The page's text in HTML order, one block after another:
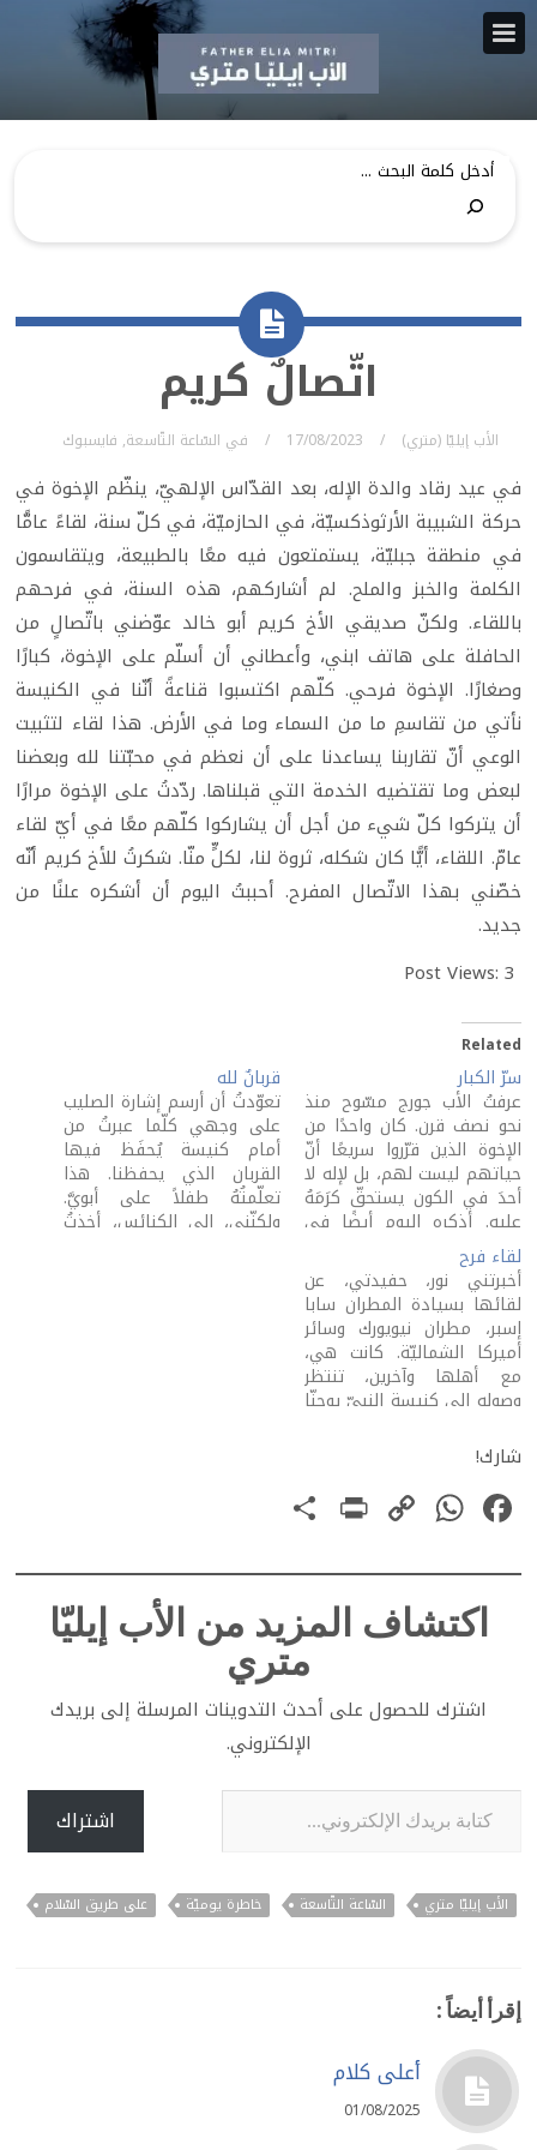
اتّصالٌ كريم
الأب إيليّا (متري) 17/08/2023 في السّاعة التّاسعة, فايسبوك
في عيد رقاد والدة الإله، بعد القدّاس الإلهيّ، ينظّم الإخوة في
حركة الشبيبة الأرثوذكسيّة، في الحازميّة، في كلّ سنة، لقاءً عامًّا
في منطقة جبليّة، يستمتعون فيه معًا بالطبيعة، ويتقاسمون
الكلمة والخبز والملح. لم أشاركهم، هذه السنة، في فرحهم
باللقاء. ولكنّ صديقي الأخ كريم أبو خالد عوّضني باتّصالٍ من
الحافلة على هاتف ابني، وأعطاني أن أسلّم على الإخوة، كبارًا
وصغارًا. الإخوة فرحي. كلّهم اكتسبوا قناعةً أنّنا في الكنيسة
نأتي من تقاسمِ ما من السماء وما في الأرض. هذا لقاء لتثبيت
الوعي أنّ تقاربنا يساعدنا على أن نعظم في محبّتنا لله وبعضنا
لبعض وما تقتضيه الخدمة التي قبلناها. ردّدتُ على الإخوة مرارًا
أن يتركوا كلّ شيء من أجل أن يشاركوا كلّهم معًا في أيّ لقاء
عامّ. اللقاء، أيًّا كان شكله، ثروة لنا، لكلٍّ منّا. شكرتُ للأخ كريم أنّه
خصّني بهذا الاتّصال المفرح. أحببتُ اليوم أن أشكره علنًا من
جديد.
Post Views: 3
Related
سرّ الكبار
عرفتُ الأب جورج مسّوح منذ
نحو نصف قرن. كان واحدًا من
الإخوة الذين قرّروا سريعًا أنّ
حياتهم ليست لهم، بل لإله لا
أحدَ في الكون يستحقّ كرَمَهُ
عليه. أذكره اليوم أيضًا في
ذكرى انتقاله إلى الله، أذكره
بحزن وفرح. لا أنسى أنّ كلّ
إنسان فريد إن قلتُ أنْ ليس
بين…
قربانٌ لله
تعوّدتُ أن أرسم إشارة الصليب
على وجهي كلّما عبرتُ من
أمام كنيسة يُحفَظ فيها
القربان الذي يحفظنا. هذا
تعلّمتُهُ طفلاً على أبويَّ.
ولكنّني، إلى الكنائس، أخذتُ
لقاء فرح
أخبرتني نور، حفيدتي، عن
لقائها بسيادة المطران سابا
إسبر، مطران نيويورك وسائر
أميركا الشماليّة. كانت هي،
مع أهلها وآخرين، تنتظر
وصوله إلى كنيسة النبيّ يوحنّا
في مقاطعة كيبيك، كندا.
عندما حضر السيّد المنتظَر،
تقدّمت هي، وراء أبوَيها، في
خطوات عجلة، إلى أخذ بركته.
شارك!
Facebook
WhatsApp
Copy
PrintFriendly
اكتشاف المزيد من الأب إيليّا
متري
اشترك للحصول على أحدث التدوينات المرسلة إلى بريدك
الإلكتروني.
كتابة بريدك الإلكتروني...
اشتراك
الأب إيليّا متري السّاعة التّاسعة خاطرة يوميّة على طريق السّلام
إقرأ أيضاً :
أعلى كلام
01/08/2025